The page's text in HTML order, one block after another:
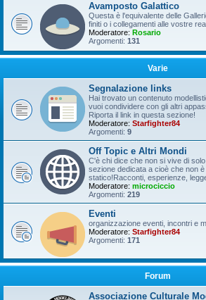
Avamposto Galattico
Questa è l'equivalente delle
finiti o i collegamenti alle vostre
Moderatore: Rosario
Argomenti: 131
Varie
Segnalazione links
Hai trovato un contenuto
vuoi condividere con gli altri
Riporta il link in questa sezione!
Moderatore: Starfighter84
Argomenti: 9
Off Topic e Altri Mondi
C'è chi dice che non si vive di
sezione dedicata a cioè che non
statico!Racconti, esperienze,
Moderatore: microciccio
Argomenti: 219
Eventi
organizzazione eventi, incontri e
Moderatore: Starfighter84
Argomenti: 171
Forum
Associazione Culturale